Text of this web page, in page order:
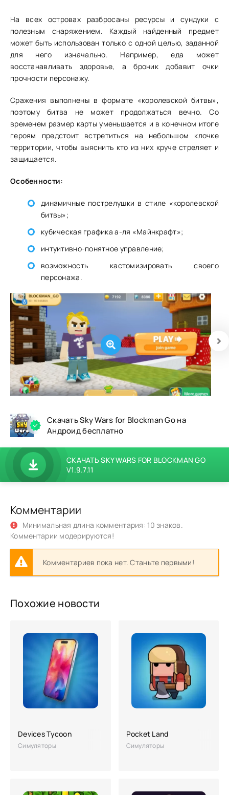
На всех островах разбросаны ресурсы и сундуки с
полезным снаряжением. Каждый найденный предмет
может быть использован только с одной целью, заданной
для него изначально. Например, еда может
восстанавливать здоровье, а броник добавит очки
прочности персонажу.
Сражения выполнены в формате «королевской битвы»,
поэтому битва не может продолжаться вечно. Со
временем размер карты уменьшается и в конечном итоге
героям предстоит встретиться на небольшом клочке
территории, чтобы выяснить кто из них круче стреляет и
защищается.
Особенности:
динамичные пострелушки в стиле «королевской
битвы»;
кубическая графика а-ля «Майнкрафт»;
интуитивно-понятное управление;
возможность кастомизировать своего
персонажа.
Скачать Sky Wars for Blockman Go на
Андроид бесплатно
СКАЧАТЬ SKY WARS FOR BLOCKMAN GO
V1.9.7.11
Комментарии
Минимальная длина комментария: 10 знаков.
Комментарии модерируются!
Комментариев пока нет. Станьте первыми!
Похожие новости
Devices Tycoon
Симуляторы
Pocket Land
Симуляторы